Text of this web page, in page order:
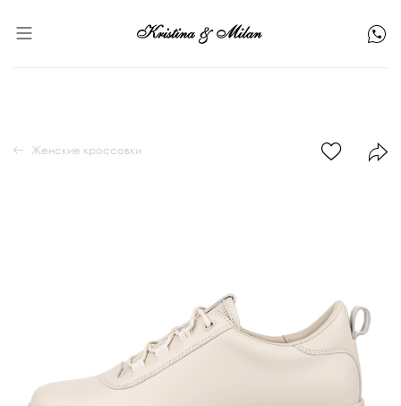
Женские кроссовки